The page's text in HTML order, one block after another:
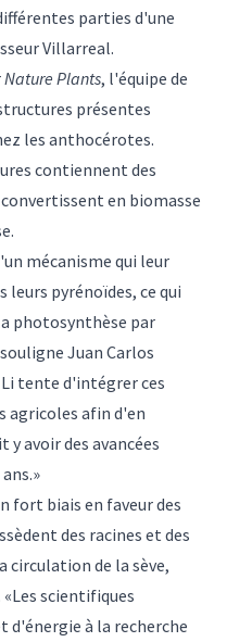
parties d'une
Villarreal.
Nature Plants, l'équipe de
présentes
les anthocérotes.
contiennent des
en biomasse
mécanisme qui leur
leurs pyrénoïdes, ce qui
photosynthèse par
Juan Carlos
tente d'intégrer ces
agricoles afin d'en
avoir des avancées
fort biais en faveur des
des racines et des
circulation de la sève,
scientifiques
d'énergie à la recherche